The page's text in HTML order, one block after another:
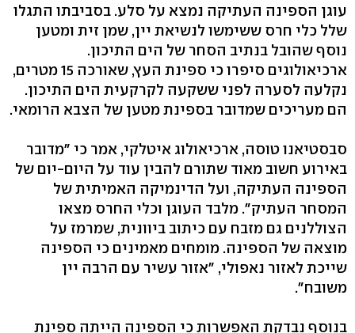
עוגן הספינה העתיקה נמצא על סלע. בסביבתו התגלו
שלל כלי חרס ששימשו לנשיאת יין, שמן זית ומטען
נוסף שהובל בנתיב הסחר של הים התיכון.
ארכיאולוגים סיפרו כי ספינת העץ, שאורכה 15 מטרים,
נקלעה לסערה לפני ששקעה לקרקעית הים התיכון.
הם מעריכים שמדובר בספינת מטען של הצבא הרומאי.
סבסטיאנו טוסה, ארכיאולוג איטלקי, אמר כי "מדובר
באירוע חשוב מאוד שתורם להבין עוד על היום-יום של
הספינה העתיקה, ועל הדינמיקה האמיתית של
המסחר העתיק". מלבד העוגן וכלי החרס מצאו
הצוללנים גם מזבח עם כיתוב ביוונית, שמרמז על
מוצאה של הספינה. מומחים מאמינים כי הספינה
שייכת לאזור נאפולי, "אזור עשיר עם הרבה יין
משובח".
בנוסף נבדקת האפשרות כי הספינה הייתה ספינת